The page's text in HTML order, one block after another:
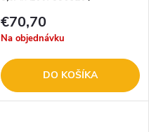
€70,70
Na objednávku
DO KOŠÍKA